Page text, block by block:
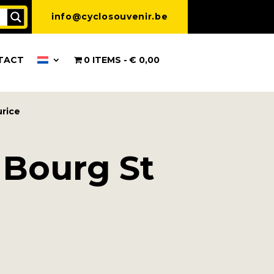
info@cyclosouvenir.be
0 ITEMS € 0,00
St